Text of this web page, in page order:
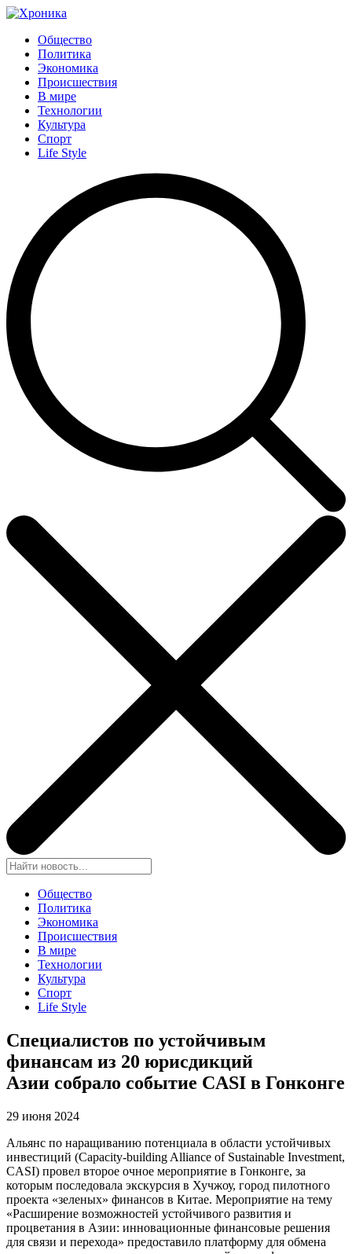
Общество
Политика
Экономика
Происшествия
В мире
Технологии
Культура
Спорт
Life Style
Общество
Политика
Экономика
Происшествия
В мире
Технологии
Культура
Спорт
Life Style
Специалистов по устойчивым
финансам из 20 юрисдикций
Азии собрало событие CASI в Гонконге
29 июня 2024
Альянс по наращиванию потенциала в области устойчивых
инвестиций (Capacity-building Alliance of Sustainable Investment,
CASI) провел второе очное мероприятие в Гонконге, за
которым последовала экскурсия в Хучжоу, город пилотного
проекта «зеленых» финансов в Китае. Мероприятие на тему
«Расширение возможностей устойчивого развития и
процветания в Азии: инновационные финансовые решения
для связи и перехода» предоставило платформу для обмена